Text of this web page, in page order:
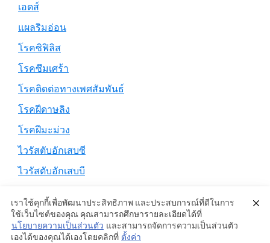
เอดส์
แผลริมอ่อน
โรคซิฟิลิส
โรคซึมเศร้า
โรคติดต่อทางเพศสัมพันธ์
โรคฝีดาษลิง
โรคฝีมะม่วง
ไวรัสตับอักเสบซี
ไวรัสตับอักเสบบี
Copyright © 2026 ·Genesis SampleonGenesis Framework
WordPress
เราใช้คุกกี้เพื่อพัฒนาประสิทธิภาพ และประสบการณ์ที่ดีในการ
ใช้เว็บไซต์ของคุณ คุณสามารถศึกษารายละเอียดได้ที่
นโยบายความเป็นส่วนตัว และสามารถจัดการความเป็นส่วนตัว
เองได้ของคุณได้เองโดยคลิกที่ ตั้งค่า